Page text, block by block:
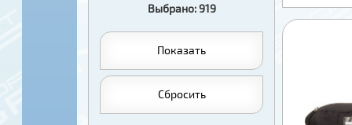
Выбрано: 919
Показать
Сбросить